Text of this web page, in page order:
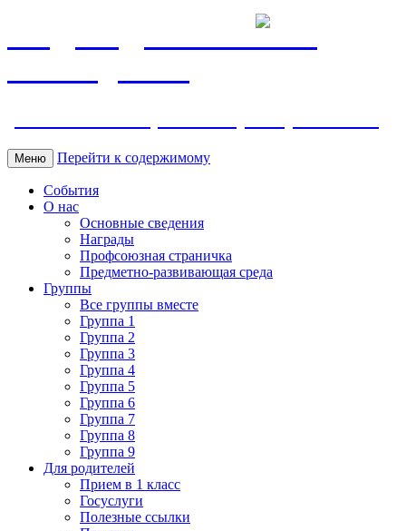
МБДОУ ДС "Калинка"
Меню Перейти к содержимому
События
О нас
Основные сведения
Награды
Профсоюзная страничка
Предметно-развивающая среда
Группы
Все группы вместе
Группа 1
Группа 2
Группа 3
Группа 4
Группа 5
Группа 6
Группа 7
Группа 8
Группа 9
Для родителей
Прием в 1 класс
Госуслуги
Полезные ссылки